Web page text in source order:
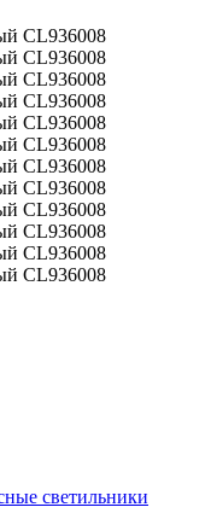
светильники